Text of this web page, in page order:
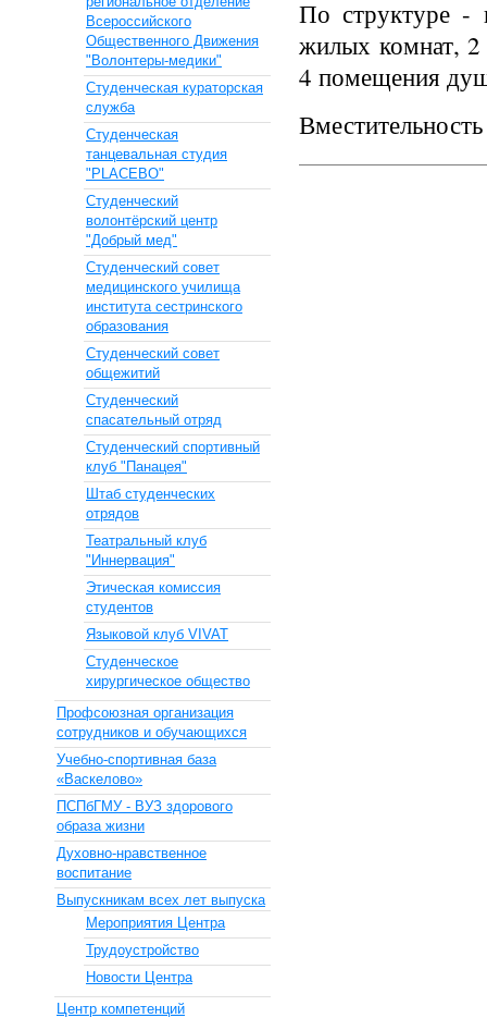
По структуре -
жилых комнат,
4 помещения
Всероссийского
Общественного Движения
"Волонтеры-медики"
Cтуденческая кураторская
служба
Студенческая
танцевальная студия
"PLACEBO"
Студенческий
волонтёрский центр
"Добрый мед"
Студенческий совет
медицинского училища
института сестринского
образования
Студенческий совет
общежитий
Студенческий
спасательный отряд
Студенческий спортивный
клуб "Панацея"
Штаб студенческих
отрядов
Театральный клуб
"Иннервация"
Этическая комиссия
студентов
Языковой клуб VIVAT
Студенческое
хирургическое общество
Профсоюзная организация
сотрудников и обучающихся
Учебно-спортивная база
«Васкелово»
ПСПбГМУ - ВУЗ здорового
образа жизни
Духовно-нравственное
воспитание
Выпускникам всех лет выпуска
Мероприятия Центра
Трудоустройство
Новости Центра
Центр компетенций